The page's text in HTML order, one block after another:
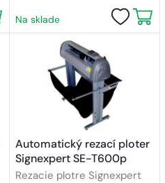
Na sklade
Automatický rezací ploter
Signexpert SE-T600p
Rezacie plotre Signexpert